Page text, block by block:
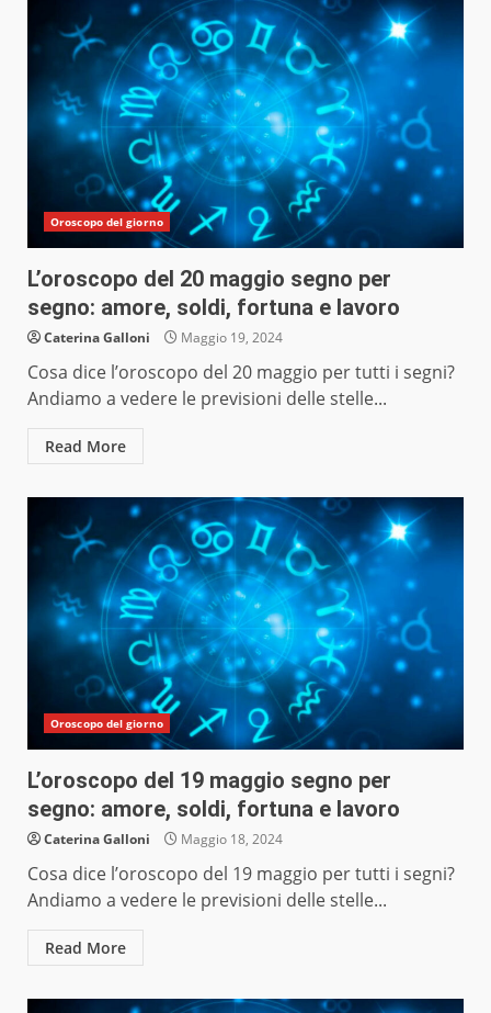
Oroscopo del giorno
L’oroscopo del 20 maggio segno per
segno: amore, soldi, fortuna e lavoro
Caterina Galloni Maggio 19, 2024
Cosa dice l’oroscopo del 20 maggio per tutti i segni?
Andiamo a vedere le previsioni delle stelle...
Read More
Oroscopo del giorno
L’oroscopo del 19 maggio segno per
segno: amore, soldi, fortuna e lavoro
Caterina Galloni Maggio 18, 2024
Cosa dice l’oroscopo del 19 maggio per tutti i segni?
Andiamo a vedere le previsioni delle stelle...
Read More